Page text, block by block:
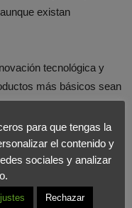
existan
tecnológica y
más básicos sean
las marcas
para influir en la
sea plenamente
para que tengas la
el contenido y
sociales y analizar
Rechazar